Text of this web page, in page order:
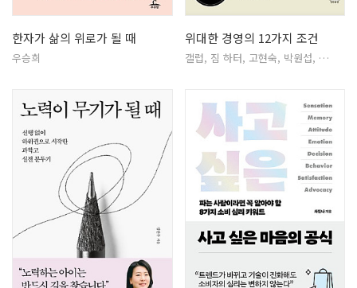
한자가 삶의 위로가 될 때
우승희
위대한 경영의 12가지 조건
갤럽, 짐 하터, 고현숙, 박원섭, …